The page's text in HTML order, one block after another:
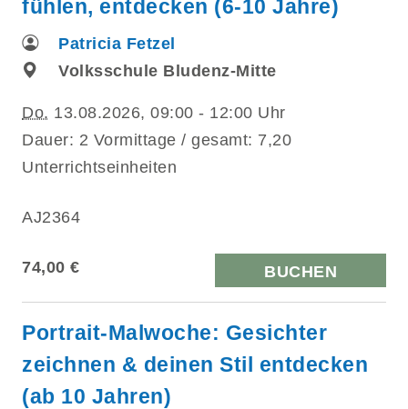
fühlen, entdecken (6-10 Jahre)
Patricia Fetzel
Volksschule Bludenz-Mitte
Do. 13.08.2026, 09:00 - 12:00 Uhr
Dauer: 2 Vormittage / gesamt: 7,20
Unterrichtseinheiten
AJ2364
74,00 € BUCHEN
Portrait-Malwoche: Gesichter
zeichnen & deinen Stil entdecken
(ab 10 Jahren)